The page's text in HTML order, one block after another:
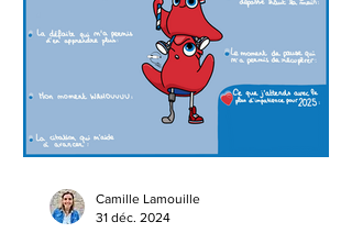
Camille Lamouille
31 déc. 2024